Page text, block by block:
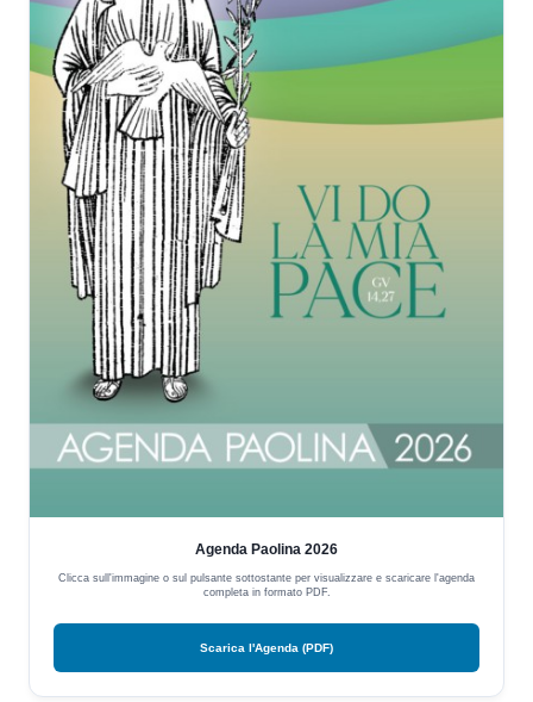
Agenda Paolina 2026
Clicca sull'immagine o sul pulsante sottostante per visualizzare e scaricare l'agenda
completa in formato PDF.
Scarica l'Agenda (PDF)